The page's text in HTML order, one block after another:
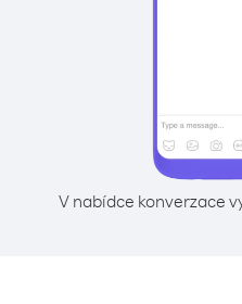
V nabídce konverzace